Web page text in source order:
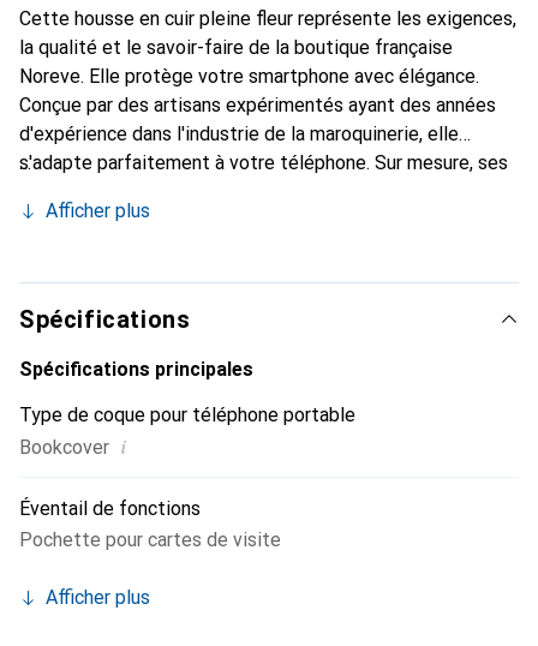
Cette housse en cuir pleine fleur représente les exigences,
la qualité et le savoir-faire de la boutique française
Noreve. Elle protège votre smartphone avec élégance.
Conçue par des artisans expérimentés ayant des années
d'expérience dans l'industrie de la maroquinerie, elle
s'adapte parfaitement à votre téléphone. Sur mesure, ses
Elle devient l'accessoire chic et indispensable pour votre
produits de haute qualité, la marque Noreve est un choix
fiable pour une clientèle exigeante.
Afficher plus
Spécifications
Spécifications principales
Type de coque pour téléphone portable
Bookcover i
Éventail de fonctions
Pochette pour cartes de visite
Afficher plus